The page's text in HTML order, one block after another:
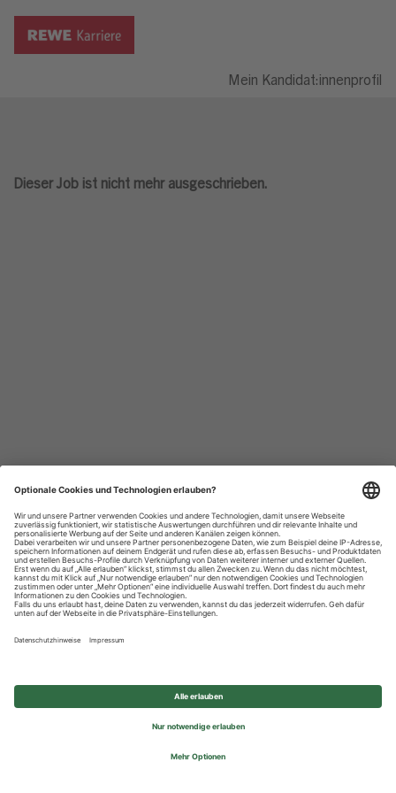
Mein Kandidat:innenprofil
Dieser Job ist nicht mehr ausgeschrieben.
Datenschutzhinweise
Impressum
Privatsphäre-Einstellungen
© 2026 REWE Group - All rights reserved